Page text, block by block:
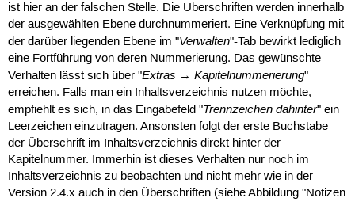
ist hier an der falschen Stelle. Die Überschriften werden innerhalb
der ausgewählten Ebene durchnummeriert. Eine Verknüpfung mit
der darüber liegenden Ebene im "Verwalten"-Tab bewirkt lediglich
eine Fortführung von deren Nummerierung. Das gewünschte
Verhalten lässt sich über "Extras → Kapitelnummerierung"
erreichen. Falls man ein Inhaltsverzeichnis nutzen möchte,
empfiehlt es sich, in das Eingabefeld "Trennzeichen dahinter" ein
Leerzeichen einzutragen. Ansonsten folgt der erste Buchstabe
der Überschrift im Inhaltsverzeichnis direkt hinter der
Kapitelnummer. Immerhin ist dieses Verhalten nur noch im
Inhaltsverzeichnis zu beobachten und nicht mehr wie in der
Version 2.4.x auch in den Überschriften (siehe Abbildung "Notizen